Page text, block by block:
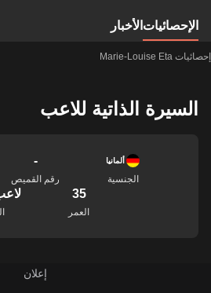
الإحصائيات الأخبار
إحصائيات Marie-Louise Eta
السيرة الذاتية للاعب
ألمانيا
الجنسية
-
رقم القميص
35
العمر